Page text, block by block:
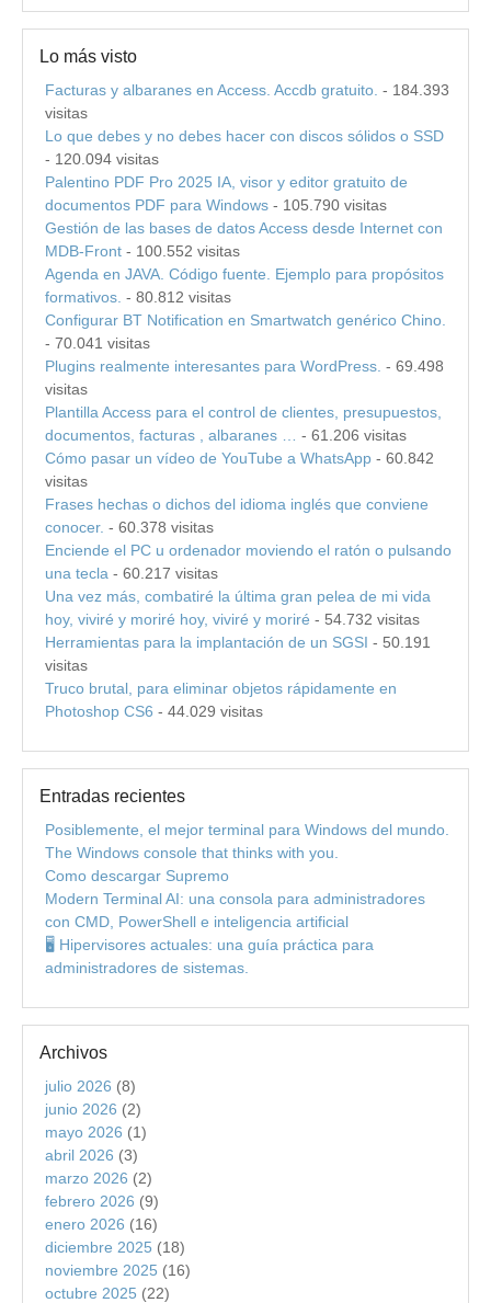
Lo más visto
Facturas y albaranes en Access. Accdb gratuito. - 184.393
visitas
Lo que debes y no debes hacer con discos sólidos o SSD
- 120.094 visitas
Palentino PDF Pro 2025 IA, visor y editor gratuito de
documentos PDF para Windows - 105.790 visitas
Gestión de las bases de datos Access desde Internet con
MDB-Front - 100.552 visitas
Agenda en JAVA. Código fuente. Ejemplo para propósitos
formativos. - 80.812 visitas
Configurar BT Notification en Smartwatch genérico Chino.
- 70.041 visitas
Plugins realmente interesantes para WordPress. - 69.498
visitas
Plantilla Access para el control de clientes, presupuestos,
documentos, facturas , albaranes …
- 61.206 visitas
Cómo pasar un vídeo de YouTube a WhatsApp - 60.842
visitas
Frases hechas o dichos del idioma inglés que conviene
conocer. - 60.378 visitas
Enciende el PC u ordenador moviendo el ratón o pulsando
una tecla - 60.217 visitas
Una vez más, combatiré la última gran pelea de mi vida
hoy, viviré y moriré hoy, viviré y moriré - 54.732 visitas
Herramientas para la implantación de un SGSI - 50.191
visitas
Truco brutal, para eliminar objetos rápidamente en
Photoshop CS6 - 44.029 visitas
Entradas recientes
Posiblemente, el mejor terminal para Windows del mundo.
The Windows console that thinks with you.
Como descargar Supremo
Modern Terminal AI: una consola para administradores
con CMD, PowerShell e inteligencia artificial
🖥️ Hipervisores actuales: una guía práctica para
administradores de sistemas.
Archivos
julio 2026 (8)
junio 2026 (2)
mayo 2026 (1)
abril 2026 (3)
marzo 2026 (2)
febrero 2026 (9)
enero 2026 (16)
diciembre 2025 (18)
noviembre 2025 (16)
octubre 2025 (22)